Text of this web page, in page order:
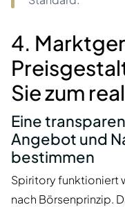
4.
Sie zum
Eine
Angebot und
bestimmen
Spiritory funktioniert
nach Börsenprinzip.